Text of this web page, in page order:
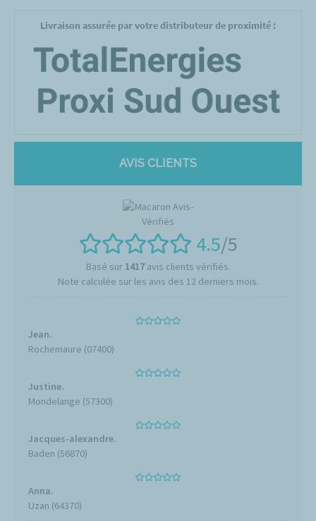
Livraison assurée par votre distributeur de proximité :
AVIS CLIENTS
4.5/5
Basé sur 1417avis clients vérifiés.
Note calculée sur les avis des 12 derniers mois.
Jean.
Rochemaure (07400)
Justine.
Mondelange (57300)
Jacques-alexandre.
Baden (56870)
Anna.
Uzan (64370)